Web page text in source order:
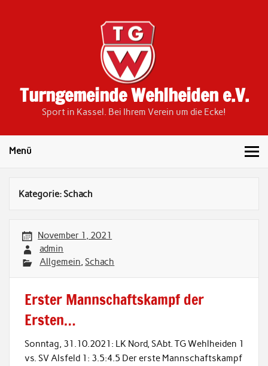
Turngemeinde Wehlheiden e.V.
Sport in Kassel. Bei Ihrem Verein um die Ecke!
Menü
Kategorie:Schach
November 1, 2021
admin
Allgemein,Schach
Erster Mannschaftskampf der
Ersten…
Sonntag, 31.10.2021: LK Nord, SAbt. TG Wehlheiden 1
vs. SV Alsfeld 1: 3.5:4.5 Der erste Mannschaftskampf